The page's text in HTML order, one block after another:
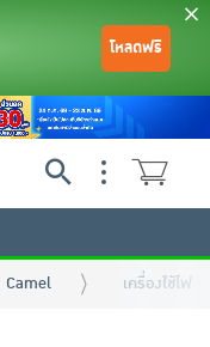
โหลดฟรี
Camel เครื่องใช้ไฟ